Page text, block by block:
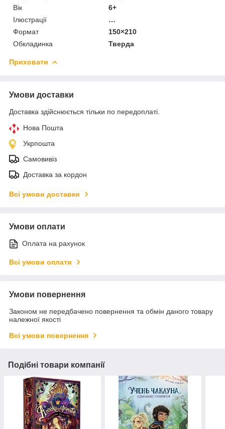
Вік
6+
Ілюстрації
…
Формат
150×210
Обкладинка
Тверда
Приховати
Умови доставки
Доставка здійснюється тільки по передоплаті.
Нова Пошта
Укрпошта
Самовивіз
Доставка за кордон
Всі умови доставки
Умови оплати
Оплата на рахунок
Всі умови оплати
Умови повернення
Законом не передбачено повернення та обмін даного товару
належної якості
Всі умови повернення
Подібні товари компанії